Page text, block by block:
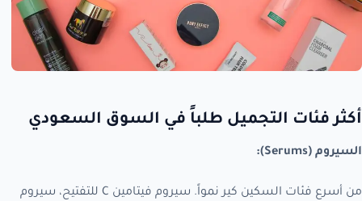
أكثر فئات التجميل طلباً في السوق السعودي
السيروم (Serums):
من أسرع فئات السكين كير نمواً. سيروم فيتامين C للتفتيح، سيروم